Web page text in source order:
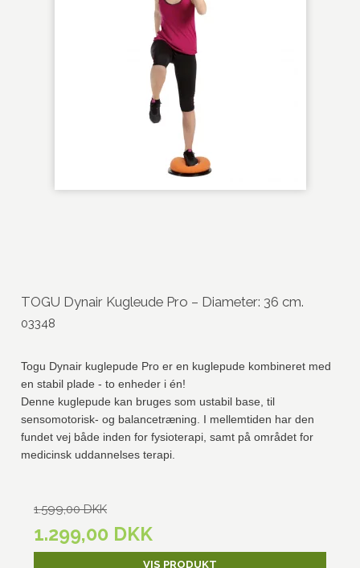
TOGU Dynair Kugleude Pro – Diameter: 36 cm.
03348
Togu Dynair kuglepude Pro er en kuglepude kombineret med
en stabil plade - to enheder i én!
Denne kuglepude kan bruges som ustabil base, til
sensomotorisk- og balancetræning. I mellemtiden har den
fundet vej både inden for fysioterapi, samt på området for
medicinsk uddannelses terapi.
1.599,00 DKK
1.299,00 DKK
VIS PRODUKT